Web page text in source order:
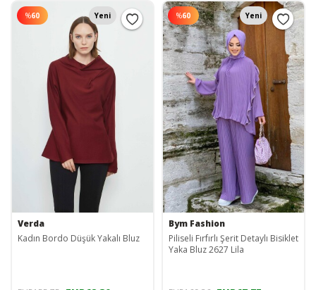
%60 Yeni
Verda
Kadın Bordo Düşük Yakalı Bluz
%60 Yeni
Bym Fashion
Piliseli Fırfırlı Şerit Detaylı Bisiklet
Yaka Bluz 2627 Lila